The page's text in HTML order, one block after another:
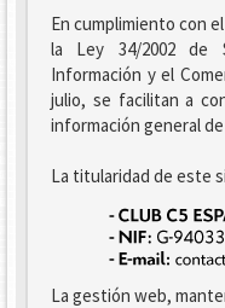
En cumplimiento con
la Ley 34/2002 de
Información y el
julio, se facilitan a
información general
La titularidad de este
La gestión web,